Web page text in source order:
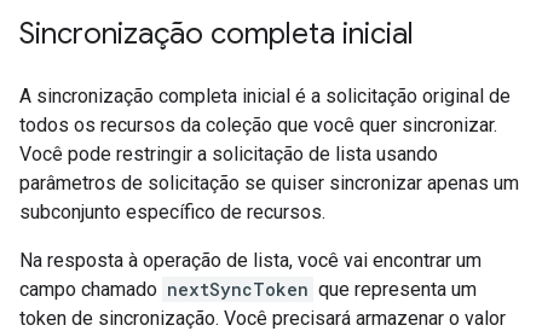
Sincronização completa inicial
A sincronização completa inicial é a solicitação original de
todos os recursos da coleção que você quer sincronizar.
Você pode restringir a solicitação de lista usando
parâmetros de solicitação se quiser sincronizar apenas um
subconjunto específico de recursos.
Na resposta à operação de lista, você vai encontrar um
campo chamado nextSyncToken que representa um
token de sincronização. Você precisará armazenar o valor